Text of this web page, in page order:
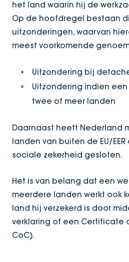
het land waarin hij de
Op de hoofdregel bestaan
uitzonderingen, waarvan
meest voorkomende
Uitzondering bij
Uitzondering indien een
twee of meer landen
Daarnaast heeft Nederland
landen van buiten de EU/
sociale zekerheid gesloten.
Het is van belang dat een
meerdere landen werkt ook
land hij verzekerd is door
verklaring of een Certificate
CoC).